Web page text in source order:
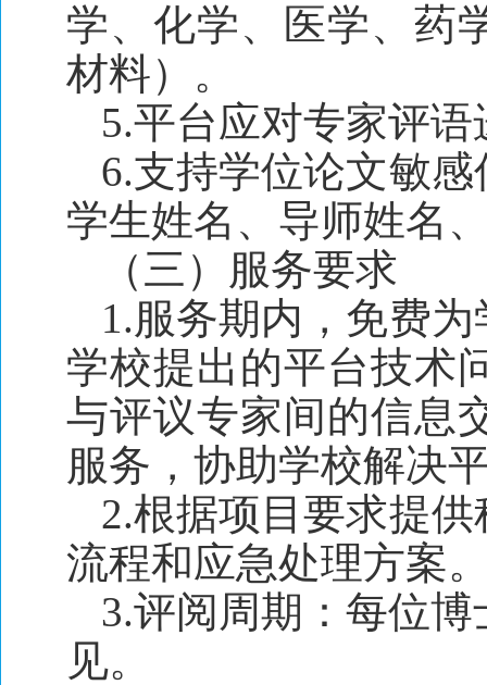
学、化学、医学、药
材料）。
5.平台应对专家评
6.支持学位论文敏
学生姓名、导师姓名
（三）服务要求
1.服务期内，免费
学校提出的平台技术
与评议专家间的信息
服务，协助学校解决
2.根据项目要求提
流程和应急处理方案
3.评阅周期：每位
见。